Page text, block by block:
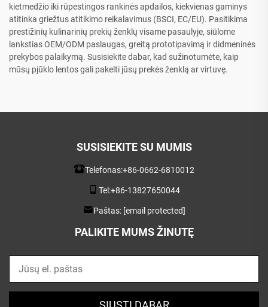
kietmedžio iki rūpestingos rankinės apdailos, kiekvienas gaminys
atitinka griežtus atitikimo reikalavimus (BSCI, EC/EU). Pasitikima
prestižinių kulinarinių prekių ženklų visame pasaulyje, siūlome
lankstias OEM/ODM paslaugas, greitą prototipavimą ir didmeninės
prekybos palaikymą. Susisiekite dabar, kad sužinotumėte, kaip
mūsų pjūklo lentos gali pakelti jūsų prekės ženklą ar virtuvę.
SUSISIEKITE SU MUMIS
Telefonas:+86-0662-6810012
Tel:+86-13827650044
Paštas: [email protected]
PALIKITE MUMS ŽINUTĘ